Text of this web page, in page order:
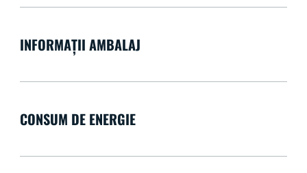
INFORMAȚII AMBALAJ
CONSUM DE ENERGIE